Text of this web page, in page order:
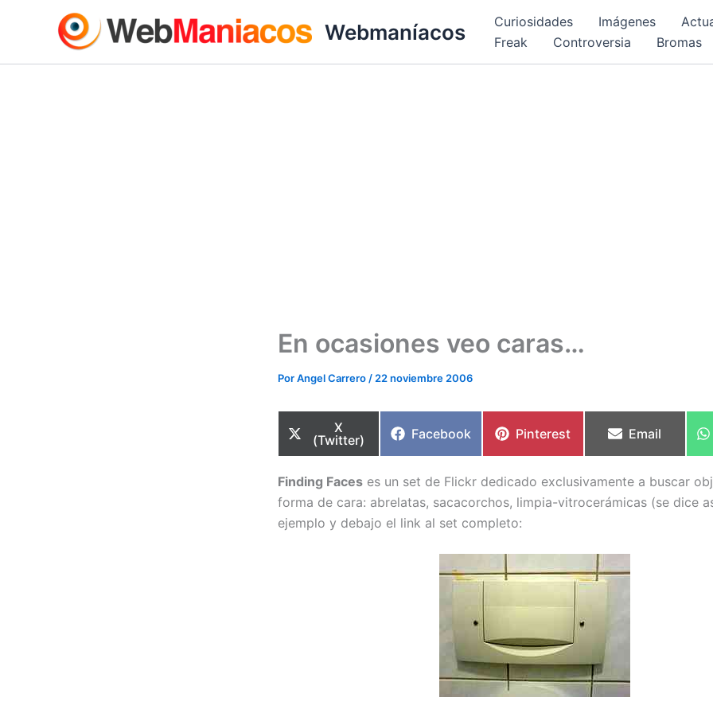
Webmaníacos Curiosidades Imágenes
Freak
Controversia Bromas
En ocasiones veo caras…
PorAngel Carrero / 22 noviembre 2006
Compartir
en
X
(Twitter)
Compartir
Facebook
Compartir
Pinterest
Compartir
Email
Finding Faces es un set de Flickr dedicado exclusivamente a buscar
forma de cara: abrelatas, sacacorchos, limpia-vitrocerámicas (se dice
ejemplo y debajo el link al set completo: